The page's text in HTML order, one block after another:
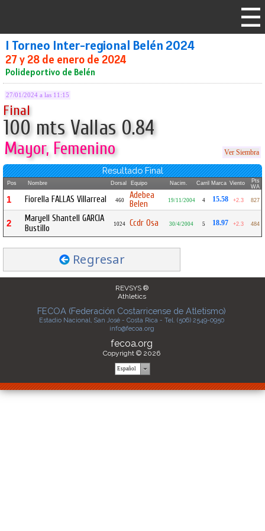
I Torneo Inter-regional Belén 2024
27 y 28 de enero de 2024
Polideportivo de Belén
27/01/2024 a las 11:15
Final
100 mts Vallas 0.84
Mayor, Femenino Ver Siembra
Resultado Final
Pos Nombre Dorsal Equipo Nacim. Carril Marca Viento
Pts
WA
1 Fiorella FALLAS Villarreal 460
Adebea
Belen
19/11/2004 4 15.58 +2.3 827
2
Maryell Shantell GARCIA
Bustillo
1024 Ccdr Osa 30/4/2004 5 18.97 +2.3 484
Regresar
REVSYS ®
Athletics
FECOA (Federación Costarricense de Atletismo)
Estadio Nacional, San José - Costa Rica - Tel. (506) 2549-0950
info@fecoa.org
fecoa.org
Copyright © 2026